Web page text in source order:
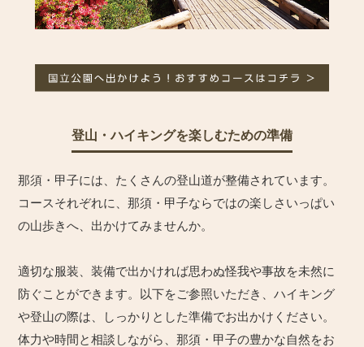
登山・ハイキングを楽しむための準備
那須・甲子には、たくさんの登山道が整備されています。
コースそれぞれに、那須・甲子ならではの楽しさいっぱい
の山歩きへ、出かけてみませんか。
適切な服装、装備で出かければ思わぬ怪我や事故を未然に
防ぐことができます。以下をご参照いただき、ハイキング
や登山の際は、しっかりとした準備でお出かけください。
体力や時間と相談しながら、那須・甲子の豊かな自然をお